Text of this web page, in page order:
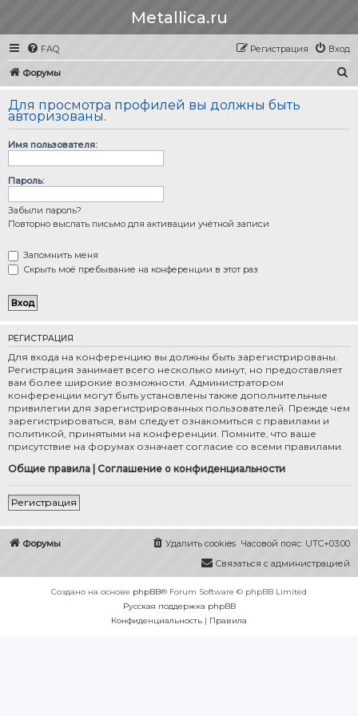
Metallica.ru
FAQ Вход
Регистрация
Форумы
с
Для просмотра профилей вы должны быть
авторизованы.
Имя пользователя:
Пароль:
Забыли пароль?
Повторно выслать письмо для активации учётной записи
Запомнить меня
Скрыть моё пребывание на конференции в этот раз
РЕГИСТРАЦИЯ
Для входа на конференцию вы должны быть зарегистрированы.
Регистрация занимает всего несколько минут, но предоставляет
вам более широкие возможности. Администратором
конференции могут быть установлены также дополнительные
привилегии для зарегистрированных пользователей. Прежде чем
зарегистрироваться, вам следует ознакомиться с правилами и
политикой, принятыми на конференции. Помните, что ваше
присутствие на форумах означает согласие со всеми правилами.
Общие правила Соглашение о конфиденциальности
Регистрация
Форумы Часовой пояс: UTC+03:00
Удалить cookies
Связаться с администрацией
Создано на основе phpBB® Forum Software © phpBB Limited
Русская поддержка phpBB
Конфиденциальность | Правила